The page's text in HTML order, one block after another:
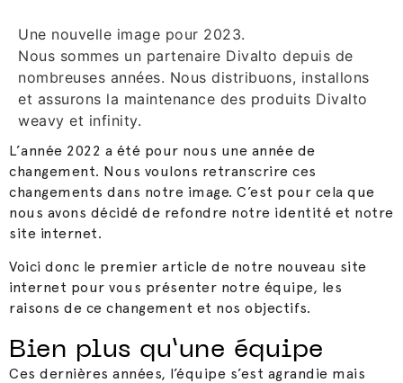
Une nouvelle image pour 2023.
Nous sommes un partenaire Divalto depuis de
nombreuses années. Nous distribuons, installons
et assurons la maintenance des produits Divalto
weavy et infinity.
L’année 2022 a été pour nous une année de
changement. Nous voulons retranscrire ces
changements dans notre image. C’est pour cela que
nous avons décidé de refondre notre identité et notre
site internet.
Voici donc le premier article de notre nouveau site
internet pour vous présenter notre équipe, les
raisons de ce changement et nos objectifs.
Bien plus qu’une équipe
Ces dernières années, l’équipe s’est agrandie mais